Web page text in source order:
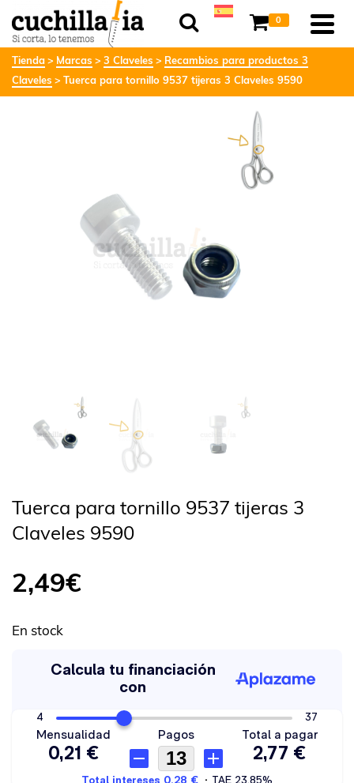
0
Tienda Marcas 3 Claveles
Recambios para productos 3
Claveles
Tuerca para tornillo 9537 tijeras 3 Claveles 9590
Tuerca para tornillo 9537 tijeras 3
Claveles 9590
2,49€
En stock